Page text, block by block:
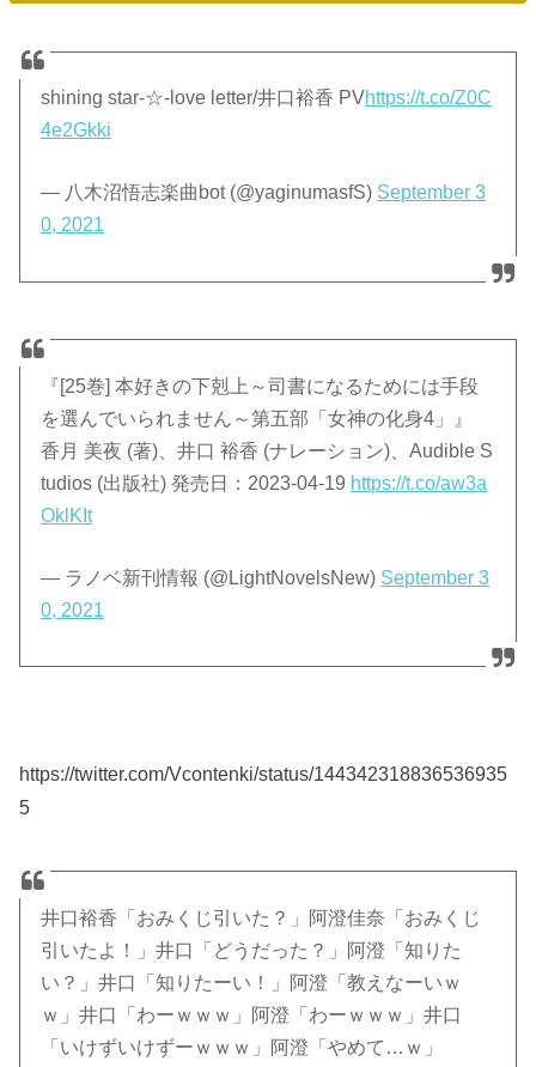
shining star-☆-love letter/井口裕香 PVhttps://t.co/Z0C
4e2Gkki
— 八木沼悟志楽曲bot (@yaginumasfS) September 3
0, 2021
『[25巻] 本好きの下剋上～司書になるためには手段
を選んでいられません～第五部「女神の化身4」』
香月 美夜 (著)、井口 裕香 (ナレーション)、Audible S
tudios (出版社) 発売日：2023-04-19 https://t.co/aw3a
OklKIt
— ラノベ新刊情報 (@LightNovelsNew) September 3
0, 2021
https://twitter.com/Vcontenki/status/144342318836536935
5
井口裕香「おみくじ引いた？」阿澄佳奈「おみくじ
引いたよ！」井口「どうだった？」阿澄「知りた
い？」井口「知りたーい！」阿澄「教えなーいｗ
ｗ」井口「わーｗｗｗ」阿澄「わーｗｗｗ」井口
「いけずいけずーｗｗｗ」阿澄「やめて…ｗ」